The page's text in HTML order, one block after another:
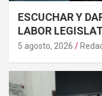
ESCUCHAR Y
LABOR
5 agosto, 2026